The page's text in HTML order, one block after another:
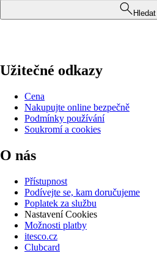
Hledat
Užitečné odkazy
Cena
Nakupujte online bezpečně
Podmínky používání
Soukromí a cookies
O nás
Přístupnost
Podívejte se, kam doručujeme
Poplatek za službu
Nastavení Cookies
Možnosti platby
itesco.cz
Clubcard